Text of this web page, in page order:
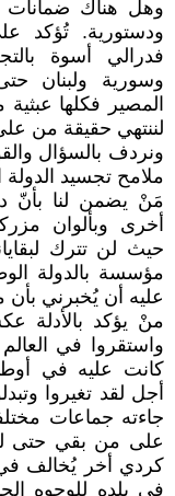
وهل هناك ضمانات
ودستورية. تُؤكد
فدرالي أسوة
وسورية ولبنان
المصير فكلها
لننتهي حقيقة من
ونردف بالسؤال
ملامح تجسيد
مَنْ يضمن لنا بأنّ
أخرى وبألوان
حيث لن تترك
مؤسسة بالدولة
عليه أن يُخبرني بأن
منْ يؤكد بالأدلة
واستقروا في
كانت عليه في
أجل لقد تغيروا
جاءته جماعات
على من بقي حتى
كردي أخر يُخالف في
في بلده للوجوه